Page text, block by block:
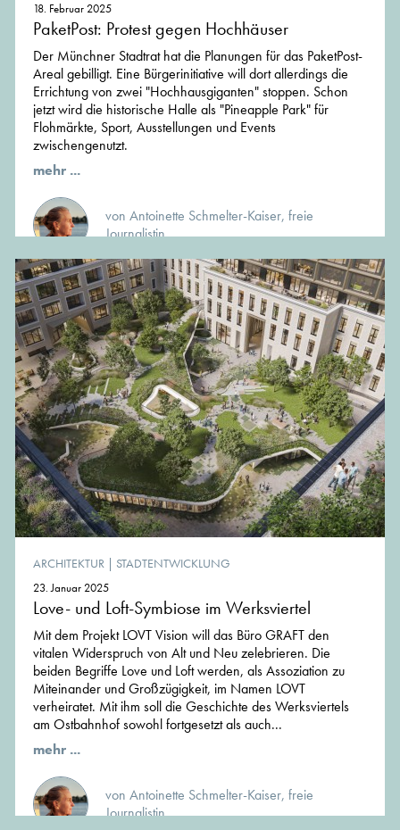
18. Februar 2025
PaketPost: Protest gegen Hochhäuser
Der Münchner Stadtrat hat die Planungen für das PaketPost-
Areal gebilligt. Eine Bürgerinitiative will dort allerdings die
Errichtung von zwei "Hochhausgiganten" stoppen. Schon
jetzt wird die historische Halle als "Pineapple Park" für
Flohmärkte, Sport, Ausstellungen und Events
zwischengenutzt.
mehr ...
von Antoinette Schmelter-Kaiser, freie
Journalistin
ARCHITEKTUR | STADTENTWICKLUNG
23. Januar 2025
Love- und Loft-Symbiose im Werksviertel
Mit dem Projekt LOVT Vision will das Büro GRAFT den
vitalen Widerspruch von Alt und Neu zelebrieren. Die
beiden Begriffe Love und Loft werden, als Assoziation zu
Miteinander und Großzügigkeit, im Namen LOVT
verheiratet. Mit ihm soll die Geschichte des Werksviertels
am Ostbahnhof sowohl fortgesetzt als auch...
mehr ...
von Antoinette Schmelter-Kaiser, freie
Journalistin